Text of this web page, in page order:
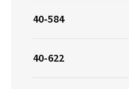
40-584
40-622